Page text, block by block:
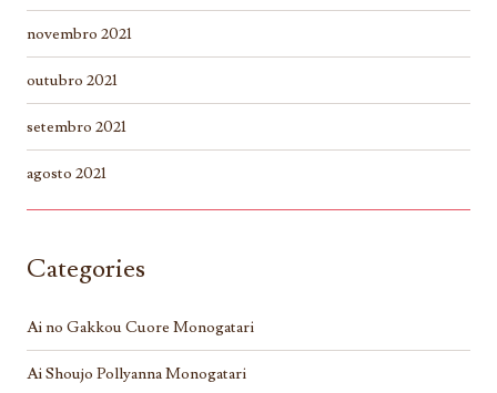
novembro 2021
outubro 2021
setembro 2021
agosto 2021
Categories
Ai no Gakkou Cuore Monogatari
Ai Shoujo Pollyanna Monogatari